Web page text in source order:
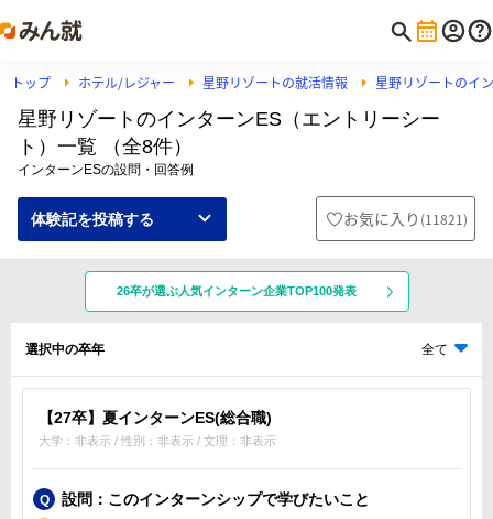
トップ ホテル/レジャー 星野リゾートの就活情報 星野リゾートのイ
星野リゾートのインターンES（エントリーシー
ト）一覧 （全8件）
インターンESの設問・回答例
体験記を投稿する お気に入り (11821)
26卒が選ぶ人気インターン企業TOP100発表
選択中の卒年 全て
【27卒】夏インターンES(総合職)
大学：非表示 / 性別：非表示 / 文理：非表示
設問：このインターンシップで学びたいこと